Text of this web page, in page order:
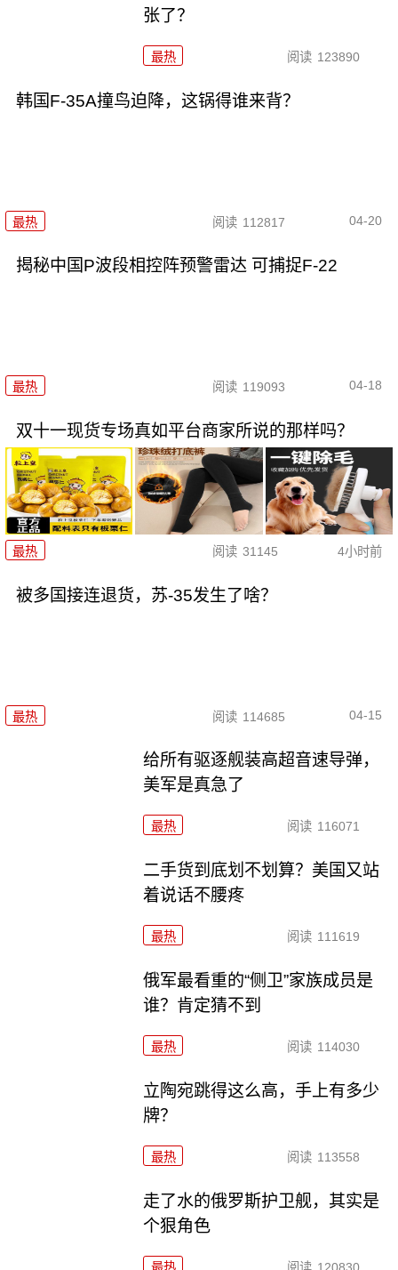
张了？
最热 阅读 123890
韩国F-35A撞鸟迫降，这锅得谁来背？
最热 阅读 112817 04-20
揭秘中国P波段相控阵预警雷达 可捕捉F-22
最热 阅读 119093 04-18
双十一现货专场真如平台商家所说的那样吗？
最热 阅读 31145 4小时前
被多国接连退货，苏-35发生了啥？
最热 阅读 114685 04-15
给所有驱逐舰装高超音速导弹，
美军是真急了
最热 阅读 116071
二手货到底划不划算？美国又站
着说话不腰疼
最热 阅读 111619
俄军最看重的“侧卫”家族成员是
谁？肯定猜不到
最热 阅读 114030
立陶宛跳得这么高，手上有多少
牌？
最热 阅读 113558
走了水的俄罗斯护卫舰，其实是
个狠角色